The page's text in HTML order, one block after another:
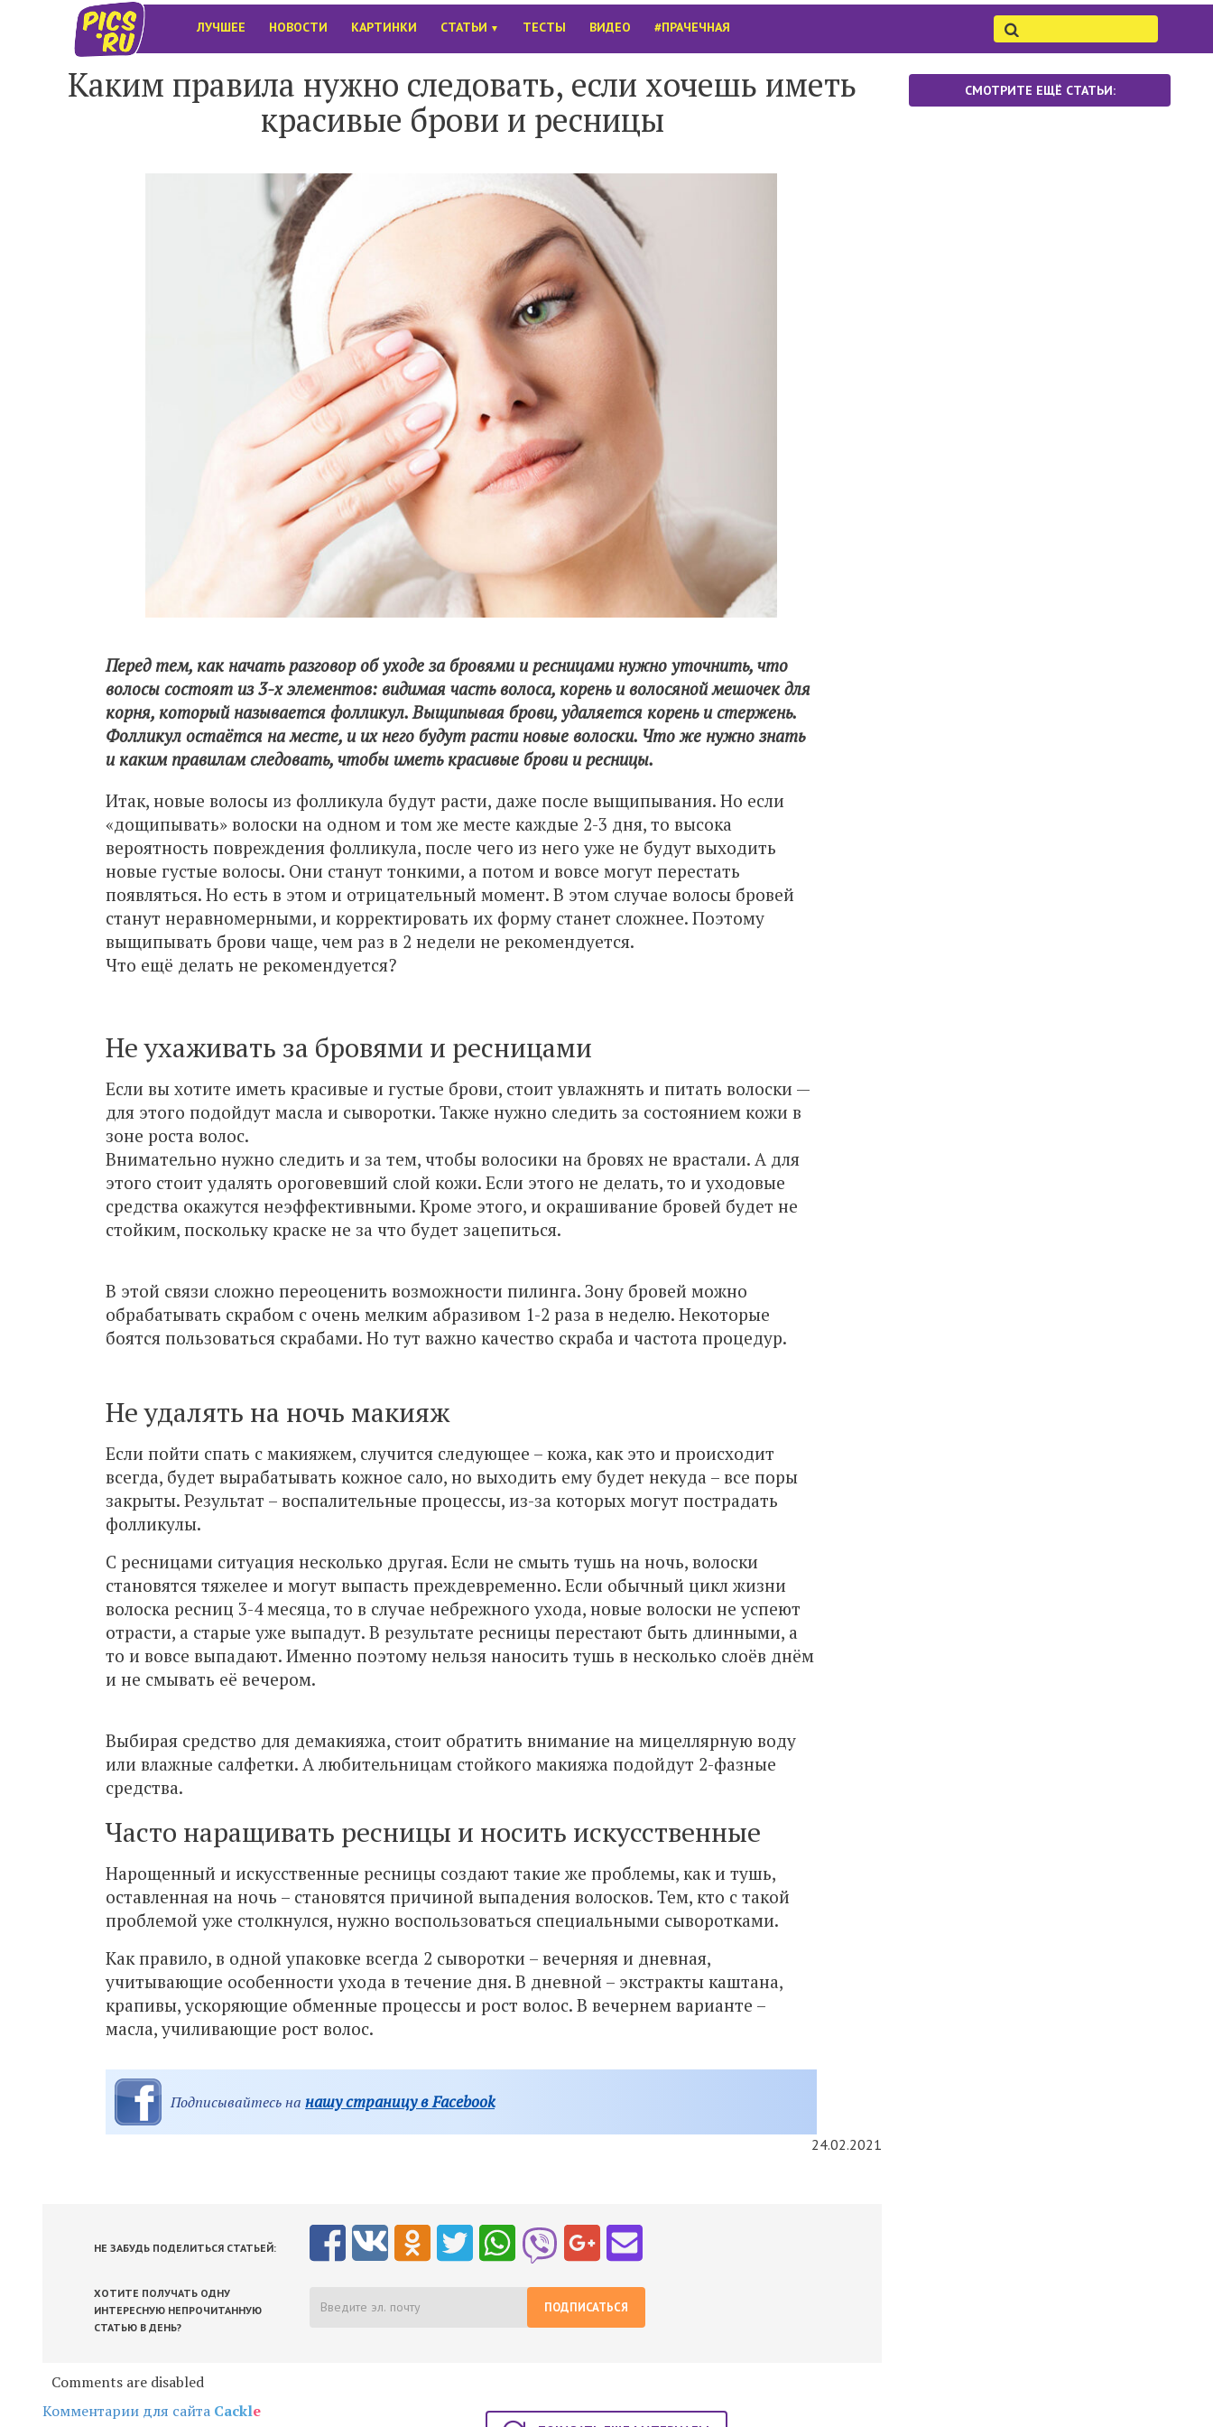
ЛУЧШЕЕ НОВОСТИ КАРТИНКИ СТАТЬИ ▼ ТЕСТЫ ВИДЕО #ПРАЧЕЧНАЯ
Каким правила нужно следовать, если хочешь иметь
красивые брови и ресницы
Перед тем, как начать разговор об уходе за бровями и ресницами нужно уточнить, что
волосы состоят из 3-х элементов: видимая часть волоса, корень и волосяной мешочек для
корня, который называется фолликул. Выщипывая брови, удаляется корень и стержень.
Фолликул остаётся на месте, и их него будут расти новые волоски. Что же нужно знать
и каким правилам следовать, чтобы иметь красивые брови и ресницы.
Итак, новые волосы из фолликула будут расти, даже после выщипывания. Но если
«дощипывать» волоски на одном и том же месте каждые 2-3 дня, то высока
вероятность повреждения фолликула, после чего из него уже не будут выходить
новые густые волосы. Они станут тонкими, а потом и вовсе могут перестать
появляться. Но есть в этом и отрицательный момент. В этом случае волосы бровей
станут неравномерными, и корректировать их форму станет сложнее. Поэтому
выщипывать брови чаще, чем раз в 2 недели не рекомендуется.
Что ещё делать не рекомендуется?
Не ухаживать за бровями и ресницами
Если вы хотите иметь красивые и густые брови, стоит увлажнять и питать волоски —
для этого подойдут масла и сыворотки. Также нужно следить за состоянием кожи в
зоне роста волос.
Внимательно нужно следить и за тем, чтобы волосики на бровях не врастали. А для
этого стоит удалять ороговевший слой кожи. Если этого не делать, то и уходовые
средства окажутся неэффективными. Кроме этого, и окрашивание бровей будет не
стойким, поскольку краске не за что будет зацепиться.
В этой связи сложно переоценить возможности пилинга. Зону бровей можно
обрабатывать скрабом с очень мелким абразивом 1-2 раза в неделю. Некоторые
боятся пользоваться скрабами. Но тут важно качество скраба и частота процедур.
Не удалять на ночь макияж
Если пойти спать с макияжем, случится следующее – кожа, как это и происходит
всегда, будет вырабатывать кожное сало, но выходить ему будет некуда – все поры
закрыты. Результат – воспалительные процессы, из-за которых могут пострадать
фолликулы.
С ресницами ситуация несколько другая. Если не смыть тушь на ночь, волоски
становятся тяжелее и могут выпасть преждевременно. Если обычный цикл жизни
волоска ресниц 3-4 месяца, то в случае небрежного ухода, новые волоски не успеют
отрасти, а старые уже выпадут. В результате ресницы перестают быть длинными, а
то и вовсе выпадают. Именно поэтому нельзя наносить тушь в несколько слоёв днём
и не смывать её вечером.
Выбирая средство для демакияжа, стоит обратить внимание на мицеллярную воду
или влажные салфетки. А любительницам стойкого макияжа подойдут 2-фазные
средства.
Часто наращивать ресницы и носить искусственные
Нарощенный и искусственные ресницы создают такие же проблемы, как и тушь,
оставленная на ночь – становятся причиной выпадения волосков. Тем, кто с такой
проблемой уже столкнулся, нужно воспользоваться специальными сыворотками.
Как правило, в одной упаковке всегда 2 сыворотки – вечерняя и дневная,
учитывающие особенности ухода в течение дня. В дневной – экстракты каштана,
крапивы, ускоряющие обменные процессы и рост волос. В вечернем варианте –
масла, училивающие рост волос.
Подписывайтесь на нашу страницу в Facebook
24.02.2021
НЕ ЗАБУДЬ ПОДЕЛИТЬСЯ СТАТЬЕЙ:
ХОТИТЕ ПОЛУЧАТЬ ОДНУ
ИНТЕРЕСНУЮ НЕПРОЧИТАННУЮ
СТАТЬЮ В ДЕНЬ?
ПОДПИСАТЬСЯ
Comments are disabled
Комментарии для сайта Cackle
СМОТРИТЕ ЕЩЁ СТАТЬИ: